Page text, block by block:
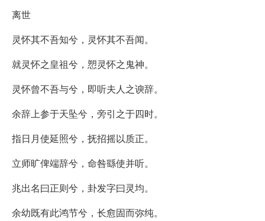
离世
灵怀其不吾知兮，灵怀其不吾闻。
就灵怀之皇祖兮，愬灵怀之鬼神。
灵怀曾不吾与兮，即听夫人之谀辞。
余辞上参于天坠兮，旁引之于四时。
指日月使延照兮，抚招摇以质正。
立师旷俾端辞兮，命咎繇使并听。
兆出名曰正则兮，卦发字曰灵均。
余幼既有此鸿节兮，长愈固而弥纯。